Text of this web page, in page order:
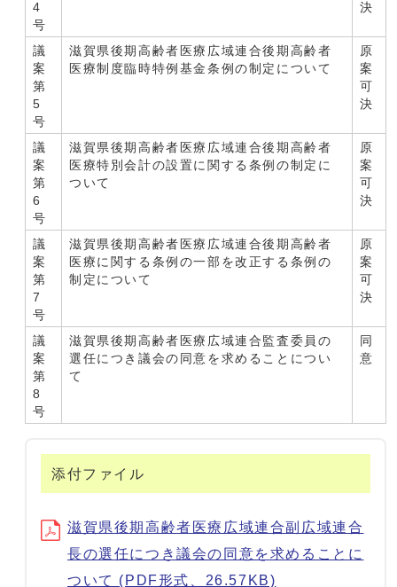
4
号
決
議
案
第
5
号
滋賀県後期高齢者医療広域連合後期高齢者
医療制度臨時特例基金条例の制定について
原
案
可
決
議
案
第
6
号
滋賀県後期高齢者医療広域連合後期高齢者
医療特別会計の設置に関する条例の制定に
ついて
原
案
可
決
議
案
第
7
号
滋賀県後期高齢者医療広域連合後期高齢者
医療に関する条例の一部を改正する条例の
制定について
原
案
可
決
議
案
第
8
号
滋賀県後期高齢者医療広域連合監査委員の
選任につき議会の同意を求めることについ
て
同
意
添付ファイル
滋賀県後期高齢者医療広域連合副広域連合
長の選任につき議会の同意を求めることに
ついて (PDF形式、26.57KB)